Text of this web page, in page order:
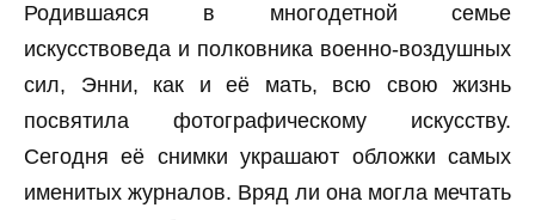
Родившаяся в многодетной семье
искусствоведа и полковника военно-воздушных
сил, Энни, как и её мать, всю свою жизнь
посвятила фотографическому искусству.
Сегодня её снимки украшают обложки самых
именитых журналов. Вряд ли она могла мечтать